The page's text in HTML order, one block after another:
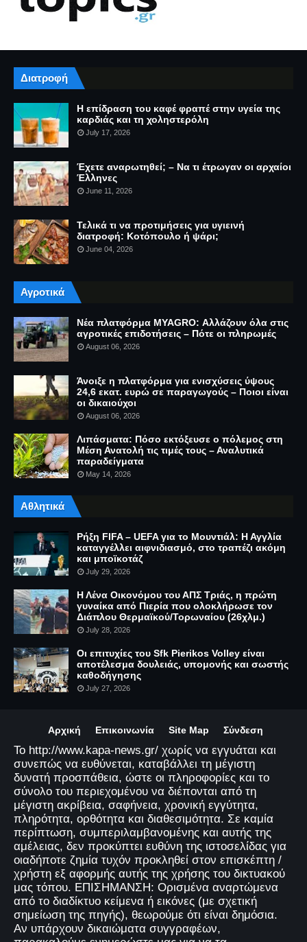
Διατροφή
Η επίδραση του καφέ φραπέ στην υγεία της
καρδιάς και τη χοληστερόλη
July 17, 2026
Έχετε αναρωτηθεί; – Να τι έτρωγαν οι αρχαίοι
Έλληνες
June 11, 2026
Τελικά τι να προτιμήσεις για υγιεινή
διατροφή: Κοτόπουλο ή ψάρι;
June 04, 2026
Αγροτικά
Νέα πλατφόρμα MYAGRO: Αλλάζουν όλα στις
αγροτικές επιδοτήσεις – Πότε οι πληρωμές
August 06, 2026
Άνοιξε η πλατφόρμα για ενισχύσεις ύψους
24,6 εκατ. ευρώ σε παραγωγούς – Ποιοι είναι
οι δικαιούχοι
August 06, 2026
Λιπάσματα: Πόσο εκτόξευσε ο πόλεμος στη
Μέση Ανατολή τις τιμές τους – Αναλυτικά
παραδείγματα
May 14, 2026
Αθλητικά
Ρήξη FIFA – UEFA για το Μουντιάλ: Η Αγγλία
καταγγέλλει αιφνιδιασμό, στο τραπέζι ακόμη
και μποϊκοτάζ
July 29, 2026
Η Λένα Οικονόμου του ΑΠΣ Τριάς, η πρώτη
γυναίκα από Πιερία που ολοκλήρωσε τον
Διάπλου Θερμαϊκού/Τορωναίου (26χλμ.)
July 28, 2026
Οι επιτυχίες του Sfk Pierikos Volley είναι
αποτέλεσμα δουλειάς, υπομονής και σωστής
καθοδήγησης
July 27, 2026
Αρχική Επικοινωνία Site Map Σύνδεση
Το http://www.kapa-news.gr/ χωρίς να εγγυάται και
συνεπώς να ευθύνεται, καταβάλλει τη μέγιστη
δυνατή προσπάθεια, ώστε οι πληροφορίες και το
σύνολο του περιεχομένου να διέπονται από τη
μέγιστη ακρίβεια, σαφήνεια, χρονική εγγύτητα,
πληρότητα, ορθότητα και διαθεσιμότητα. Σε καμία
περίπτωση, συμπεριλαμβανομένης και αυτής της
αμέλειας, δεν προκύπτει ευθύνη της ιστοσελίδας για
οιαδήποτε ζημία τυχόν προκληθεί στον επισκέπτη /
χρήστη εξ αφορμής αυτής της χρήσης του δικτυακού
μας τόπου. ΕΠΙΣΗΜΑΝΣΗ: Ορισμένα αναρτώμενα
από το διαδίκτυο κείμενα ή εικόνες (με σχετική
σημείωση της πηγής), θεωρούμε ότι είναι δημόσια.
Αν υπάρχουν δικαιώματα συγγραφέων,